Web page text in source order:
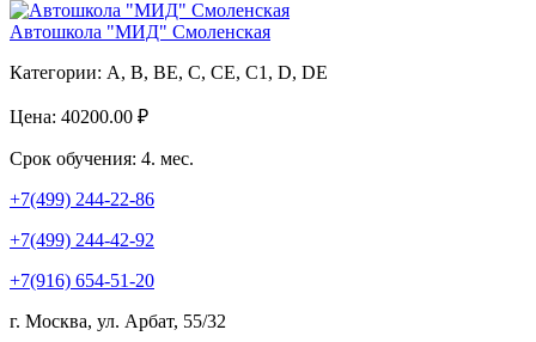
Автошкола "МИД" Смоленская
Категории: A, B, BE, C, CE, C1, D, DE
Цена: 40200.00 ₽
Срок обучения: 4. мес.
+7(499) 244-22-86
+7(499) 244-42-92
+7(916) 654-51-20
г. Москва, ул. Арбат, 55/32